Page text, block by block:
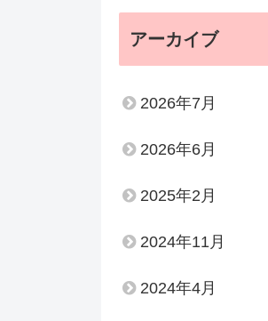
アーカイブ
2026年7月
2026年6月
2025年2月
2024年11月
2024年4月